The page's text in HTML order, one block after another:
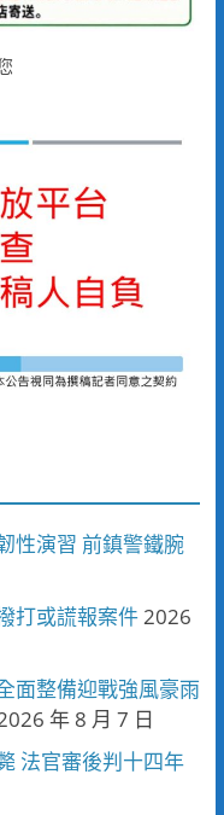
性演習 前鎮警鐵腕
打或謊報案件2026
面整備迎戰強風豪雨
年 8 月 7 日
法官審後判十四年